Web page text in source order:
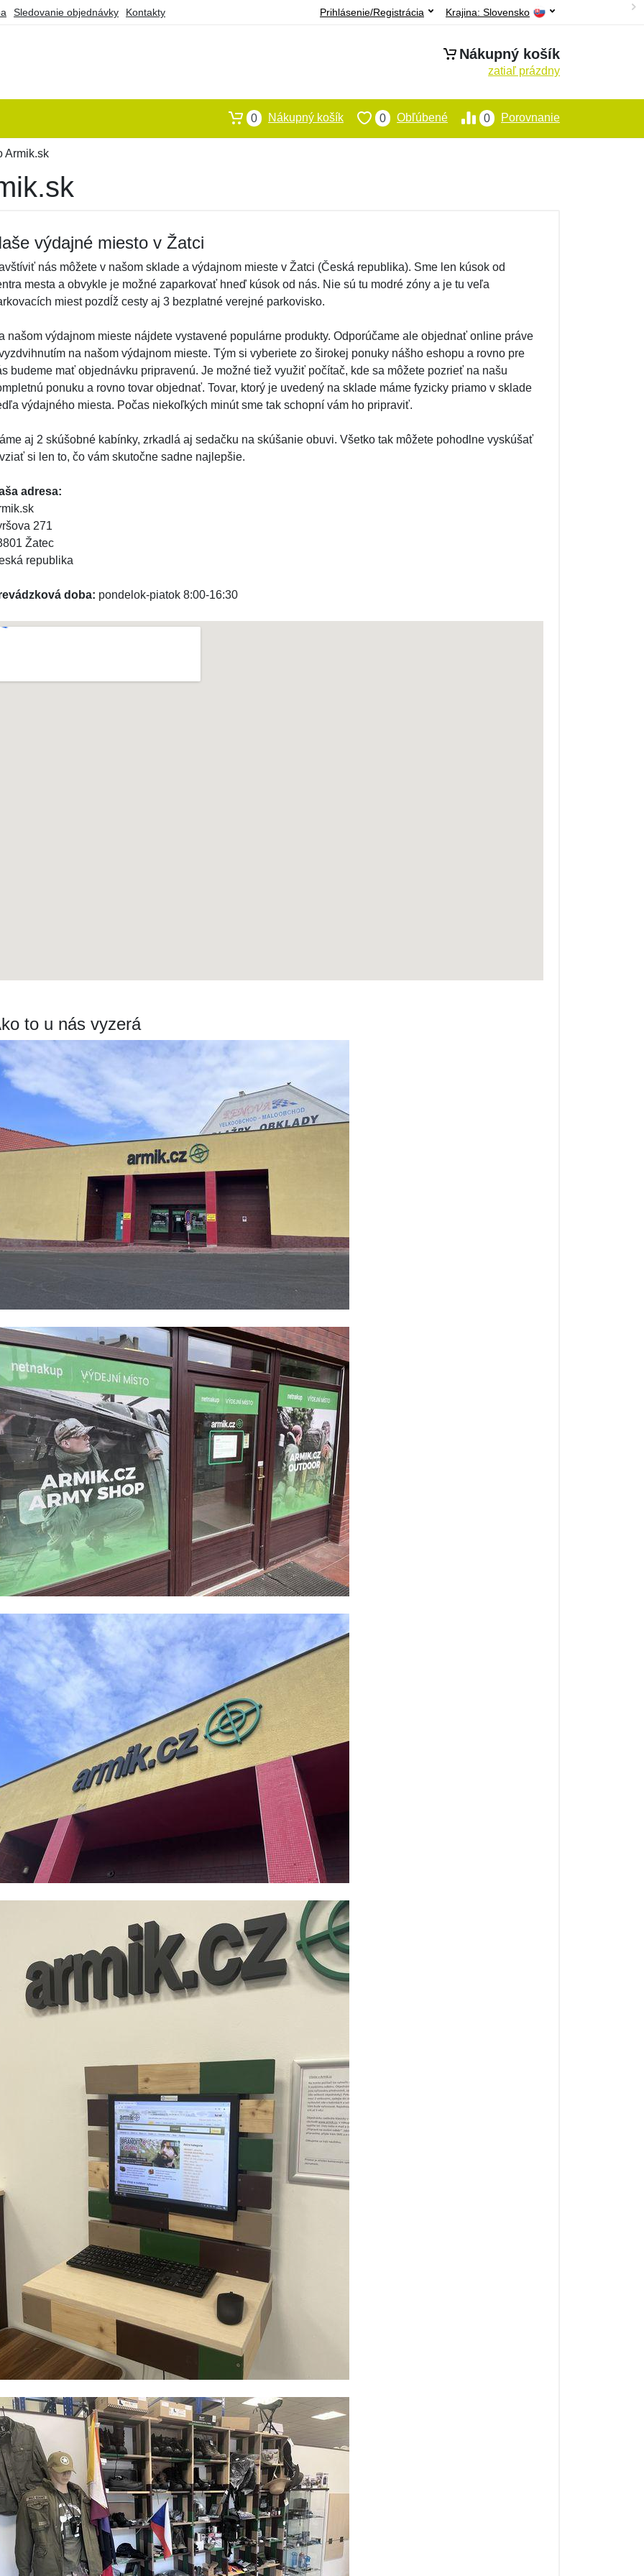
Sledovanie objednávky Kontakty Krajina: Slovensko
Prihlásenie/Registrácia
Nákupný košík
zatiaľ prázdny
0 Porovnanie
0 Obľúbené
0 Nákupný košík
Armik.sk
výdajné miesto v Žatci
nás môžete v našom sklade a výdajnom mieste v Žatci (Česká republika). Sme len kúsok od
mesta a obvykle je možné zaparkovať hneď kúsok od nás. Nie sú tu modré zóny a je tu veľa
miest pozdĺž cesty aj 3 bezplatné verejné parkovisko.
našom výdajnom mieste nájdete vystavené populárne produkty. Odporúčame ale objednať online práve
na našom výdajnom mieste. Tým si vyberiete zo širokej ponuky nášho eshopu a rovno pre
budeme mať objednávku pripravenú. Je možné tiež využiť počítač, kde sa môžete pozrieť na našu
ponuku a rovno tovar objednať. Tovar, ktorý je uvedený na sklade máme fyzicky priamo v sklade
výdajného miesta. Počas niekoľkých minút sme tak schopní vám ho pripraviť.
aj 2 skúšobné kabínky, zrkadlá aj sedačku na skúšanie obuvi. Všetko tak môžete pohodlne vyskúšať
si len to, čo vám skutočne sadne najlepšie.
adresa:
271
Žatec
republika
doba: pondelok-piatok 8:00-16:30
to u nás vyzerá